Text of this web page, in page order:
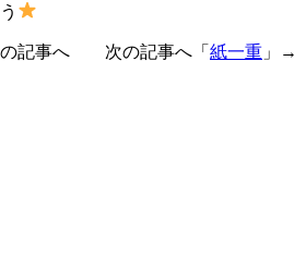
の記事へ 次の記事へ「 紙一重 」→